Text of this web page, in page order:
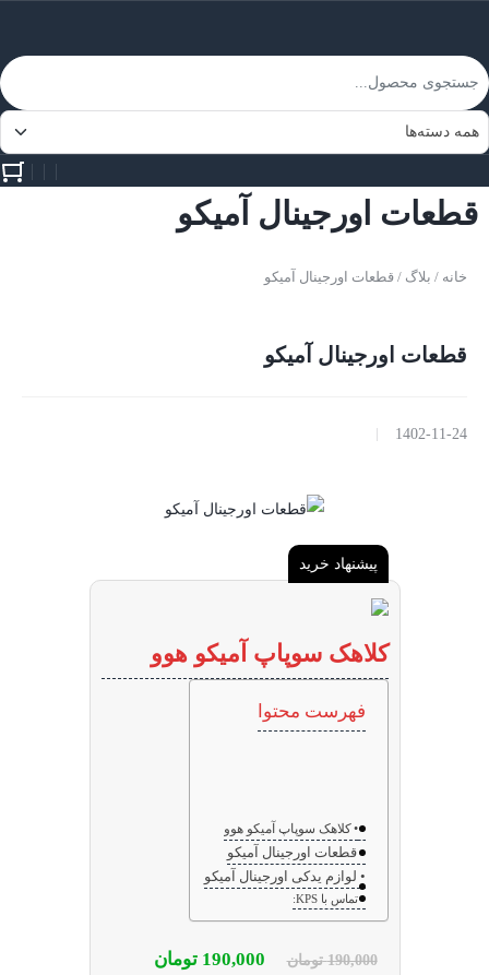
قطعات اورجینال آمیکو
خانه / بلاگ / قطعات اورجینال آمیکو
قطعات اورجینال آمیکو
1402-11-24
پیشنهاد خرید
کلاهک سوپاپ آمیکو هوو
فهرست محتوا
کلاهک سوپاپ آمیکو هوو
قطعات اورجینال آمیکو
لوازم یدکی اورجینال آمیکو
تماس با KPS:
190,000 تومان 190,000 تومان